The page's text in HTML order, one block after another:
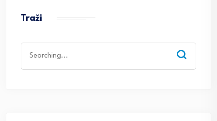
Traži
for: